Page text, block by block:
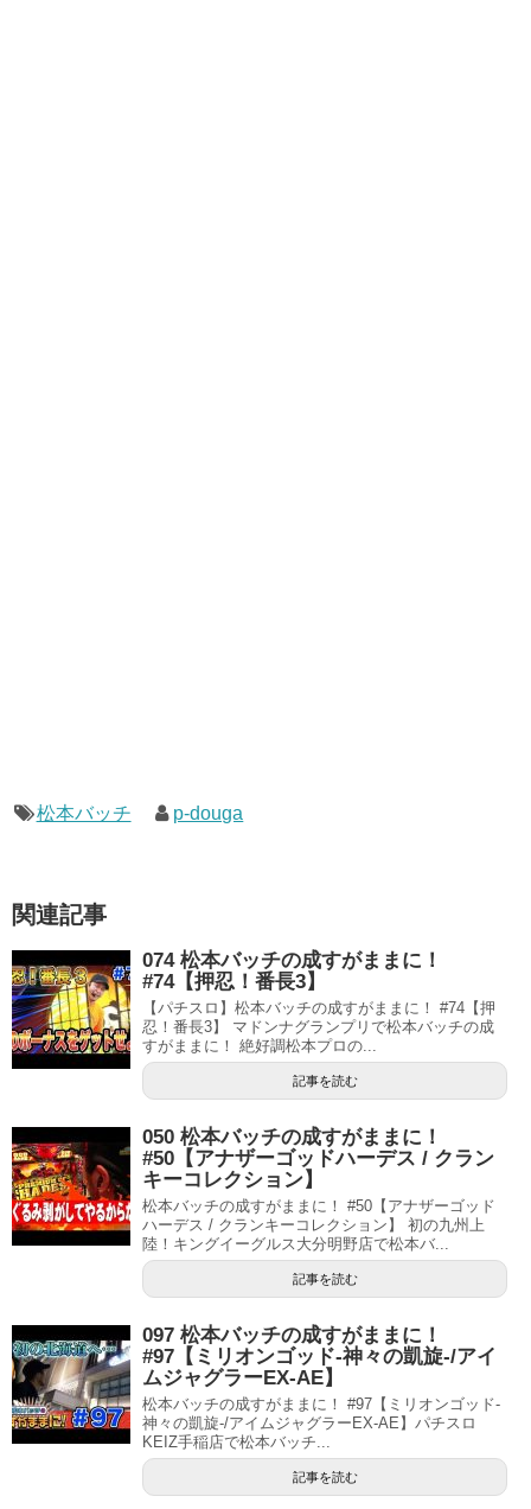
松本バッチ p-douga
関連記事
074 松本バッチの成すがままに！
#74【押忍！番長3】
【パチスロ】松本バッチの成すがままに！ #74【押
忍！番長3】 マドンナグランプリで松本バッチの成
すがままに！ 絶好調松本プロの...
記事を読む
050 松本バッチの成すがままに！
#50【アナザーゴッドハーデス / クラン
キーコレクション】
松本バッチの成すがままに！ #50【アナザーゴッド
ハーデス / クランキーコレクション】 初の九州上
陸！キングイーグルス大分明野店で松本バ...
記事を読む
097 松本バッチの成すがままに！
#97【ミリオンゴッド-神々の凱旋-/アイ
ムジャグラーEX-AE】
松本バッチの成すがままに！ #97【ミリオンゴッド-
神々の凱旋-/アイムジャグラーEX-AE】パチスロ
KEIZ手稲店で松本バッチ...
記事を読む